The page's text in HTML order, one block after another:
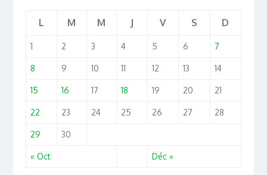
L M M J V S D
« Oct Déc »
1 2 3 4 5 6 7
8 9 10 11 12 13 14
15 16 17 18 19 20 21
22 23 24 25 26 27 28
29 30